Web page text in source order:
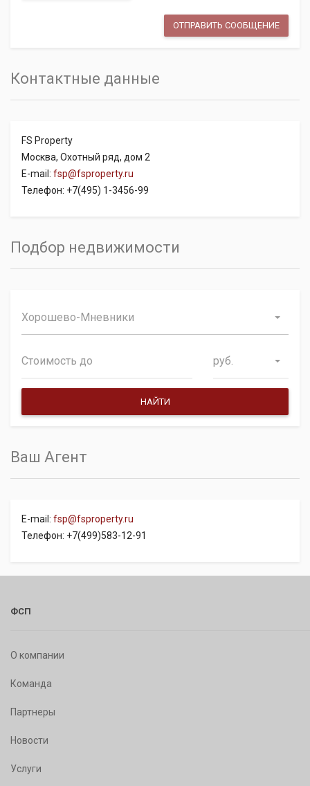
Контактные данные
FS Property
Москва, Охотный ряд, дом 2
E-mail: fsp@fsproperty.ru
Телефон: +7(495) 1-3456-99
Подбор недвижимости
Хорошево-Мневники
руб.
Ваш Агент
E-mail: fsp@fsproperty.ru
Телефон: +7(499)583-12-91
ФСП
О компании
Команда
Партнеры
Новости
Услуги